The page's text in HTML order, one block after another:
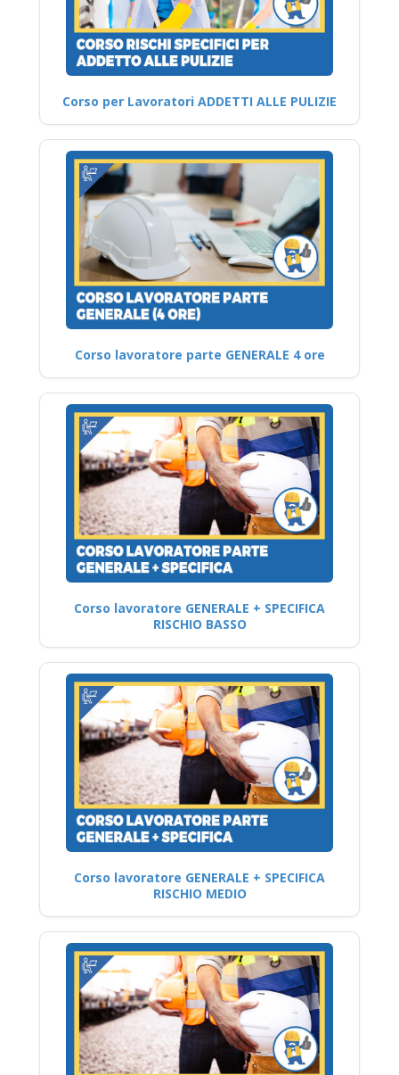
Corso per Lavoratori ADDETTI ALLE PULIZIE
Corso lavoratore parte GENERALE 4 ore
Corso lavoratore GENERALE + SPECIFICA
RISCHIO BASSO
Corso lavoratore GENERALE + SPECIFICA
RISCHIO MEDIO